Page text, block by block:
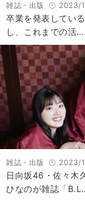
雑誌・出版 2023/
卒業を発表してい
し、これまでの活…
雑誌・出版 2023/
日向坂46・佐々木
ひなのが雑誌「